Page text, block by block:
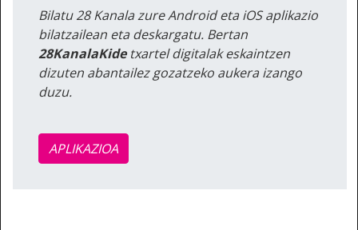
Bilatu 28 Kanala zure Android eta iOS aplikazio
bilatzailean eta deskargatu. Bertan
28KanalaKidetxartel digitalak eskaintzen
dizuten abantailez gozatzeko aukera izango
duzu.
APLIKAZIOA